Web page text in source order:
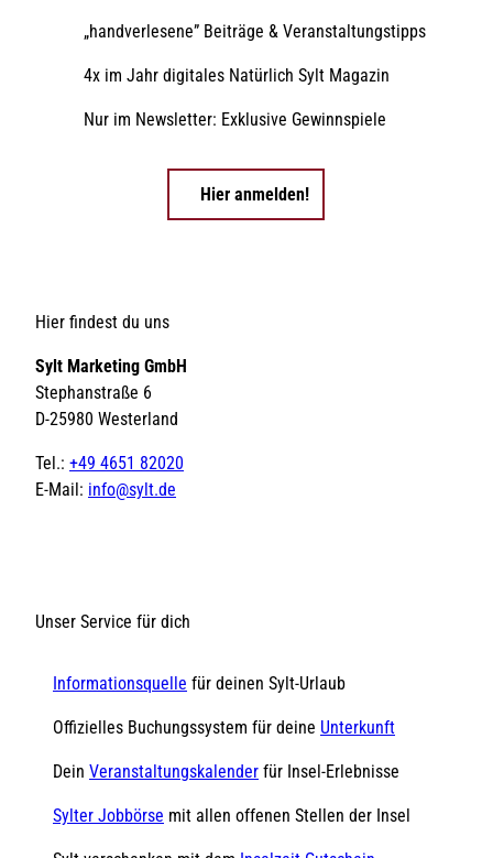
„handverlesene” Beiträge & Veranstaltungstipps
4x im Jahr digitales Natürlich Sylt Magazin
Nur im Newsletter: Exklusive Gewinnspiele
Hier anmelden!
Hier findest du uns
Sylt Marketing GmbH
Stephanstraße 6
D-25980 Westerland
Tel.: +49 4651 82020
E-Mail: info@sylt.de
Unser Service für dich
Informationsquelle für deinen Sylt-Urlaub
Offizielles Buchungssystem für deine Unterkunft
Dein Veranstaltungskalender für Insel-Erlebnisse
Sylter Jobbörse mit allen offenen Stellen der Insel